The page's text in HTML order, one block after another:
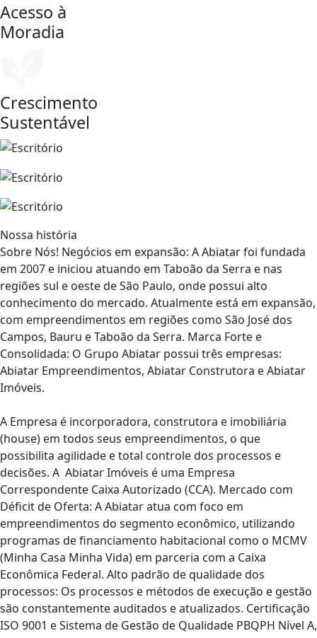
Acesso à
Moradia
Crescimento
Sustentável
Nossa história
Sobre Nós! Negócios em expansão: A Abiatar foi fundada
em 2007 e iniciou atuando em Taboão da Serra e nas
regiões sul e oeste de São Paulo, onde possui alto
conhecimento do mercado. Atualmente está em expansão,
com empreendimentos em regiões como São José dos
Campos, Bauru e Taboão da Serra. Marca Forte e
Consolidada: O Grupo Abiatar possui três empresas:
Abiatar Empreendimentos, Abiatar Construtora e Abiatar
Imóveis.
A Empresa é incorporadora, construtora e imobiliária
(house) em todos seus empreendimentos, o que
possibilita agilidade e total controle dos processos e
decisões. A Abiatar Imóveis é uma Empresa
Correspondente Caixa Autorizado (CCA). Mercado com
Déficit de Oferta: A Abiatar atua com foco em
empreendimentos do segmento econômico, utilizando
programas de financiamento habitacional como o MCMV
(Minha Casa Minha Vida) em parceria com a Caixa
Econômica Federal. Alto padrão de qualidade dos
processos: Os processos e métodos de execução e gestão
são constantemente auditados e atualizados. Certificação
ISO 9001 e Sistema de Gestão de Qualidade PBQPH Nível A,